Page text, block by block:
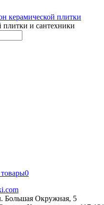
плитки и сантехники
0
Большая Окружная, 5